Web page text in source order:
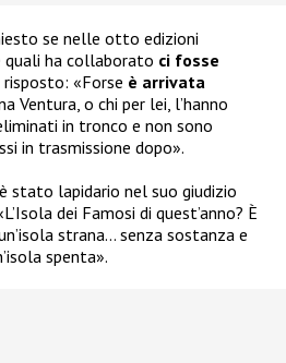
se nelle otto edizioni
ha collaborato ci fosse
risposto: «Forse è arrivata
Ventura, o chi per lei, l’hanno
in tronco e non sono
in trasmissione dopo».
stato lapidario nel suo giudizio
dei Famosi di quest’anno? È
strana… senza sostanza e
spenta».